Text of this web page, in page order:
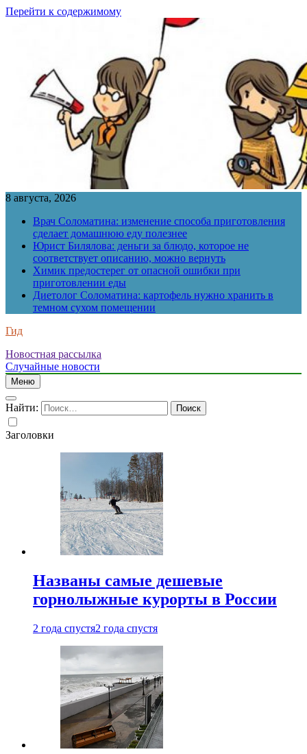
Перейти к содержимому
8 августа, 2026
Врач Соломатина: изменение способа приготовления
сделает домашнюю еду полезнее
Юрист Билялова: деньги за блюдо, которое не
соответствует описанию, можно вернуть
Химик предостерег от опасной ошибки при
приготовлении еды
Диетолог Соломатина: картофель нужно хранить в
темном сухом помещении
Гид
Новостная рассылка
Случайные новости
Меню
Найти:
Заголовки
Названы самые дешевые
горнолыжные курорты в России
2 года спустя2 года спустя